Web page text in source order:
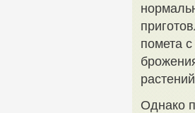
помета
Однако